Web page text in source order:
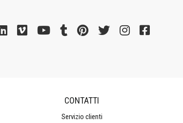
CONTATTI
Servizio clienti